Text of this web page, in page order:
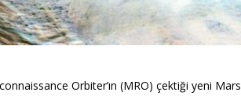
Orbiter’ın (MRO) çektiği yeni Mars